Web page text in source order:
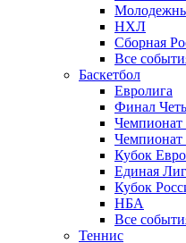
НХЛ
Сборная
Все
Баскетбол
Евролига
Финал
Чемпионат
Чемпионат
Кубок
Единая
Кубок
НБА
Все
Теннис